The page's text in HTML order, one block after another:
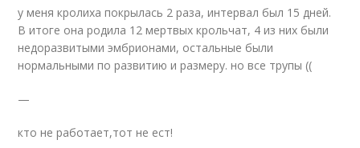
у меня кролиха покрылась 2 раза, интервал был 15 дней.
В итоге она родила 12 мертвых крольчат, 4 из них были
недоразвитыми эмбрионами, остальные были
нормальными по развитию и размеру. но все трупы ((
—
кто не работает,тот не ест!